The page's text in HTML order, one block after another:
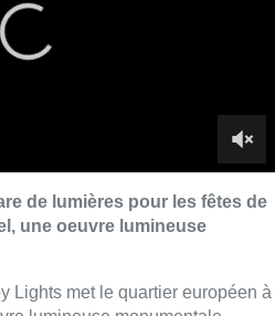
lumineuse monumentale,
sur l’esplanade du rond-point
Saint-Laurent